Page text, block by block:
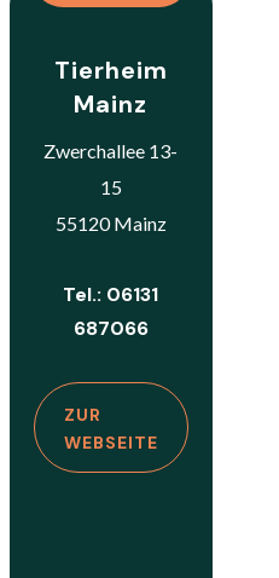
Tierheim
Mainz
Zwerchallee 13-
15
55120 Mainz
Tel.: 06131
687066
ZUR
WEBSEITE